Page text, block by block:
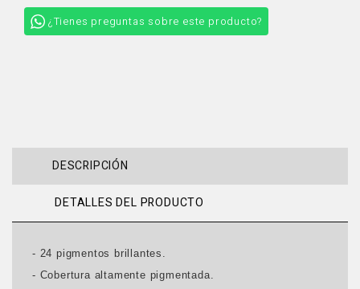
¿Tienes preguntas sobre este producto?
DESCRIPCIÓN
DETALLES DEL PRODUCTO
- 24 pigmentos brillantes.
- Cobertura altamente pigmentada.